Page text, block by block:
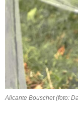
Alicante Bouschet (foto: